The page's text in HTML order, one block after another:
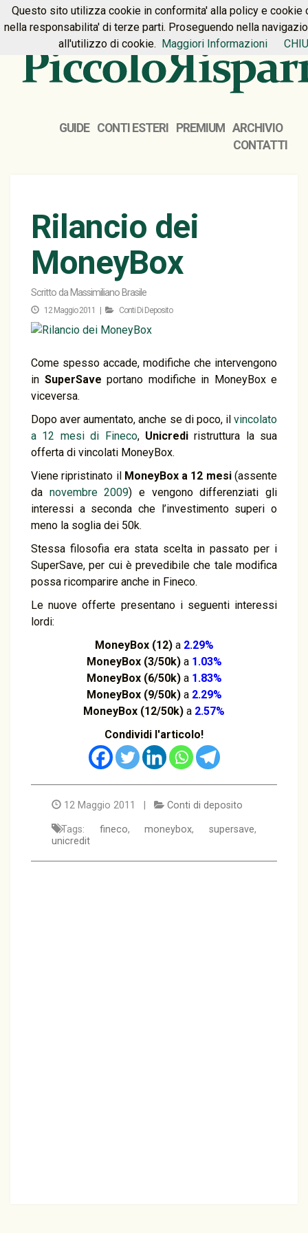
HOME PREMIUM CONTATTI
GUIDE CONTI ESTERI PREMIUM
ARCHIVIO
CONTATTI
Rilancio dei
MoneyBox
Scritto da Massimiliano Brasile
12 Maggio 2011 | Conti Di Deposito
Come spesso accade, modifiche che intervengono
in SuperSave portano modifiche in MoneyBox e
viceversa.
Dopo aver aumentato, anche se di poco, il vincolato
a 12 mesi di Fineco, Unicrediristruttura la sua
offerta di vincolati MoneyBox.
Viene ripristinato il MoneyBox a 12 mesi(assente
da novembre 2009) e vengono differenziati gli
interessi a seconda che l’investimento superi o
meno la soglia dei 50k.
Stessa filosofia era stata scelta in passato per i
SuperSave, per cui è prevedibile che tale modifica
possa ricomparire anche in Fineco.
Le nuove offerte presentano i seguenti interessi
lordi:
MoneyBox (12)a 2.29%
MoneyBox (3/50k)a 1.03%
MoneyBox (6/50k)a 1.83%
MoneyBox (9/50k)a 2.29%
MoneyBox (12/50k) a 2.57%
Condividi l'articolo!
12 Maggio 2011 | Conti di deposito
Tags: fineco,moneybox,supersave,
unicredit
Questo sito utilizza cookie in conformita' alla policy e cookie
nella responsabilita' di terze parti. Proseguendo nella
all'utilizzo di cookie. Maggiori Informazioni